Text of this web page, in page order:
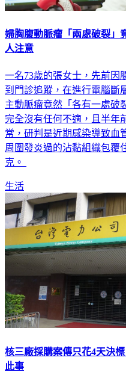
婦胸腹動脈瘤「兩處破裂
人注意
一名73歲的張女士，先前因
到門診追蹤，在進行電腦斷
主動脈瘤竟然「各有一處破
完全沒有任何不適，且半年
常，研判是近期感染導致血
周圍發炎過的沾黏組織包覆
克。
生活
核三廠採購案傳只花4天決
此事